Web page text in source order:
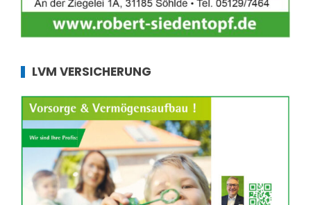
LVM VERSICHERUNG